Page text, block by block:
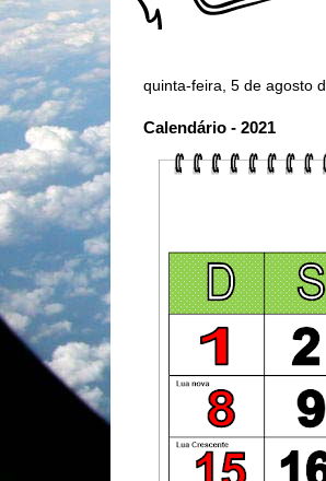
quinta-feira, 5 de agosto
Calendário - 2021